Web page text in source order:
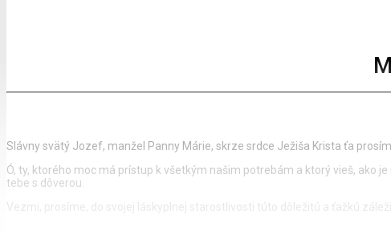
Slávny svätý Jozef, manžel Panny Márie, skrze srdce Ježiša Krista ťa
Ó, ty, ktorého moc má prístup k všetkým našim potrebám a ktorý vieš, ako
tebe s dôverou.
Vezmi, prosíme, do svojej láskyplnej starostlivosti túto dôležitú a ťažkú